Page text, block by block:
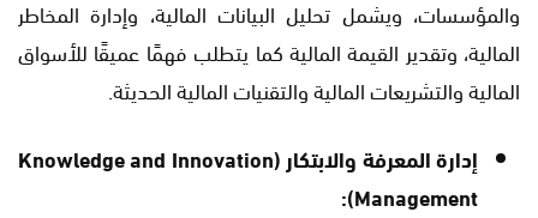
والمؤسسات، ويشمل تحليل البيانات المالية، وإدارة المخاطر
المالية، وتقدير القيمة المالية كما يتطلب فهمًا عميقًا للأسواق
المالية والتشريعات المالية والتقنيات المالية الحديثة.
إدارة المعرفة والابتكار (Knowledge and Innovation
Management):